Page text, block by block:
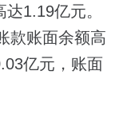
1.19亿元。
款账面余额高
亿元，账面